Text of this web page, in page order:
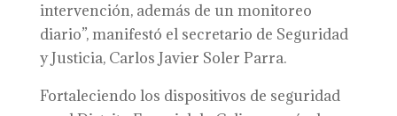
intervención, además de un monitoreo
diario”, manifestó el secretario de Seguridad
y Justicia, Carlos Javier Soler Parra.
Fortaleciendo los dispositivos de seguridad